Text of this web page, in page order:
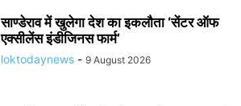
साण्डेराव में खुलेगा देश का इकलौता ‘सेंटर ऑफ
एक्सीलेंस इंडीजिनस फार्म’
loktodaynews - 9 August 2026